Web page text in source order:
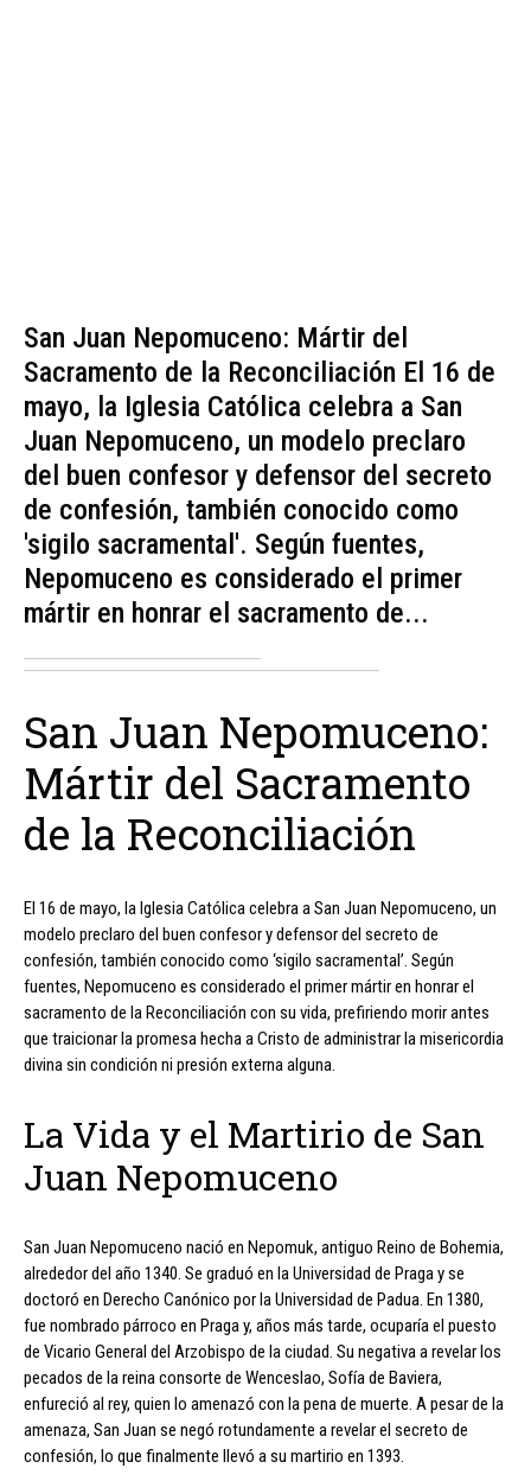
San Juan Nepomuceno: Mártir del
Sacramento de la Reconciliación El 16 de
mayo, la Iglesia Católica celebra a San
Juan Nepomuceno, un modelo preclaro
del buen confesor y defensor del secreto
de confesión, también conocido como
'sigilo sacramental'. Según fuentes,
Nepomuceno es considerado el primer
mártir en honrar el sacramento de...
San Juan Nepomuceno:
Mártir del Sacramento
de la Reconciliación
El 16 de mayo, la Iglesia Católica celebra a San Juan Nepomuceno, un
modelo preclaro del buen confesor y defensor del secreto de
confesión, también conocido como ‘sigilo sacramental’. Según
fuentes, Nepomuceno es considerado el primer mártir en honrar el
sacramento de la Reconciliación con su vida, prefiriendo morir antes
que traicionar la promesa hecha a Cristo de administrar la misericordia
divina sin condición ni presión externa alguna.
La Vida y el Martirio de San
Juan Nepomuceno
San Juan Nepomuceno nació en Nepomuk, antiguo Reino de Bohemia,
alrededor del año 1340. Se graduó en la Universidad de Praga y se
doctoró en Derecho Canónico por la Universidad de Padua. En 1380,
fue nombrado párroco en Praga y, años más tarde, ocuparía el puesto
de Vicario General del Arzobispo de la ciudad. Su negativa a revelar los
pecados de la reina consorte de Wenceslao, Sofía de Baviera,
enfureció al rey, quien lo amenazó con la pena de muerte. A pesar de la
amenaza, San Juan se negó rotundamente a revelar el secreto de
confesión, lo que finalmente llevó a su martirio en 1393.